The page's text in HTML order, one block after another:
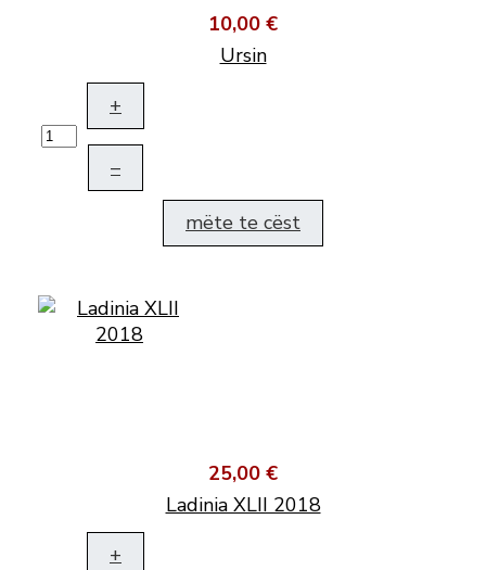
10,00 €
Ursin
+
–
mëte te cëst
25,00 €
Ladinia XLII 2018
+